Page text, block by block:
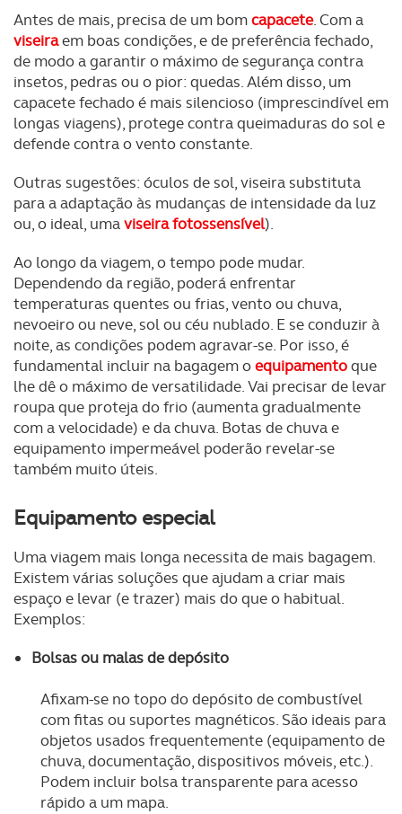
Antes de mais, precisa de um bomcapacete. Com a
viseiraem boas condições, e de preferência fechado,
de modo a garantir o máximo de segurança contra
insetos, pedras ou o pior: quedas. Além disso, um
capacete fechado é mais silencioso (imprescindível em
longas viagens), protege contra queimaduras do sol e
defende contra o vento constante.
Outras sugestões: óculos de sol, viseira substituta
para a adaptação às mudanças de intensidade da luz
ou, o ideal, umaviseira fotossensível).
Ao longo da viagem, o tempo pode mudar.
Dependendo da região, poderá enfrentar
temperaturas quentes ou frias, vento ou chuva,
nevoeiro ou neve, sol ou céu nublado. E se conduzir à
noite, as condições podem agravar-se. Por isso, é
fundamental incluir na bagagem oequipamentoque
lhe dê o máximo de versatilidade. Vai precisar de levar
roupa que proteja do frio (aumenta gradualmente
com a velocidade) e da chuva. Botas de chuva e
equipamento impermeável poderão revelar-se
também muito úteis.
Equipamento especial
Uma viagem mais longa necessita de mais bagagem.
Existem várias soluções que ajudam a criar mais
espaço e levar (e trazer) mais do que o habitual.
Exemplos:
Bolsas ou malas de depósito
Afixam-se no topo do depósito de combustível
com fitas ou suportes magnéticos. São ideais para
objetos usados frequentemente (equipamento de
chuva, documentação, dispositivos móveis, etc.).
Podem incluir bolsa transparente para acesso
rápido a um mapa.